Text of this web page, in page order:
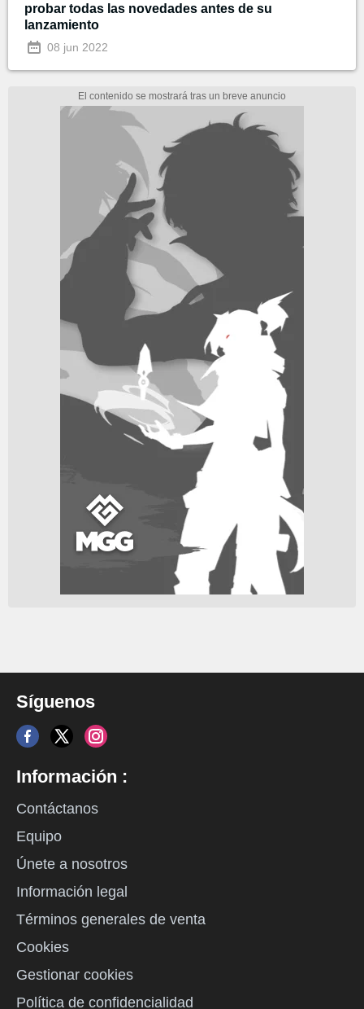
probar todas las novedades antes de su
lanzamiento
08 jun 2022
Síguenos
Información :
Contáctanos
Equipo
Únete a nosotros
Información legal
Términos generales de venta
Cookies
Gestionar cookies
Política de confidencialidad